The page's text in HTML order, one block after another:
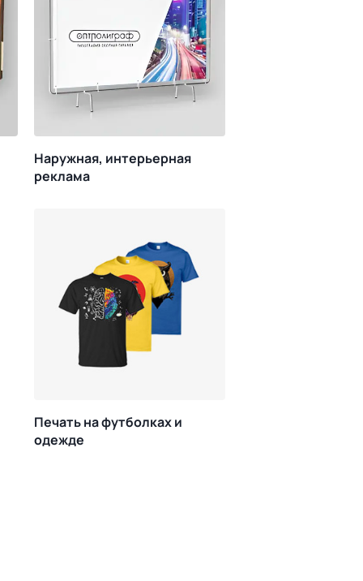
Наружная, интерьерная
реклама
Печать на футболках и
одежде